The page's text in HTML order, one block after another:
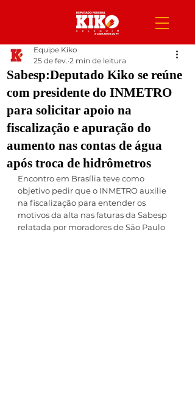
Sabesp:Deputado Kiko se reúne
com presidente do INMETRO
para solicitar apoio na
fiscalização e apuração do
aumento nas contas de água
após troca de hidrômetros
Equipe Kiko
25 de fev. 2 min de leitura
Encontro em Brasília teve como
objetivo pedir que o INMETRO auxilie
na fiscalização para entender os
motivos da alta nas faturas da Sabesp
relatada por moradores de São Paulo